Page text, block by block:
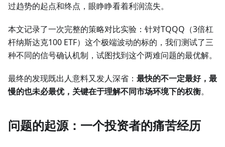
过趋势的起点和终点，眼睁睁看着利润流失。
本文记录了一次完整的策略对比实验：针对TQQQ（3倍杠
杆纳斯达克100 ETF）这个极端波动的标的，我们测试了三
种不同的信号确认机制，试图找到这个两难问题的最优解。
最终的发现既出人意料又发人深省： 最快的不一定最好，最
慢的也未必最优，关键在于理解不同市场环境下的权衡。
问题的起源：一个投资者的痛苦经历